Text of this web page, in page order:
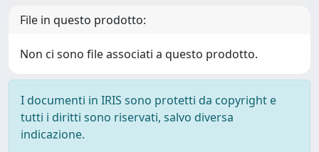
File in questo prodotto:
Non ci sono file associati a questo prodotto.
I documenti in IRIS sono protetti da copyright e
tutti i diritti sono riservati, salvo diversa
indicazione.